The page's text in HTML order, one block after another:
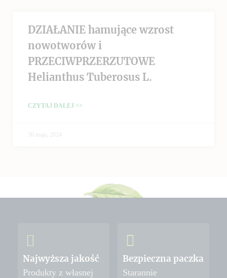
DZIAŁANIE hamujące wzrost
nowotworów i
PRZECIWPRZERZUTOWE
Helianthus Tuberosus L.
CZYTAJ DALEJ >>
30 maja, 2024
Najwyższa jakość
Produkty z własnej
Bezpieczna paczka
Starannie